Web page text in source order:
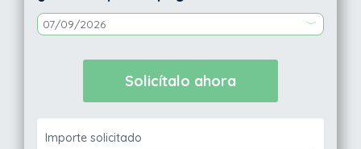
Importe solicitado